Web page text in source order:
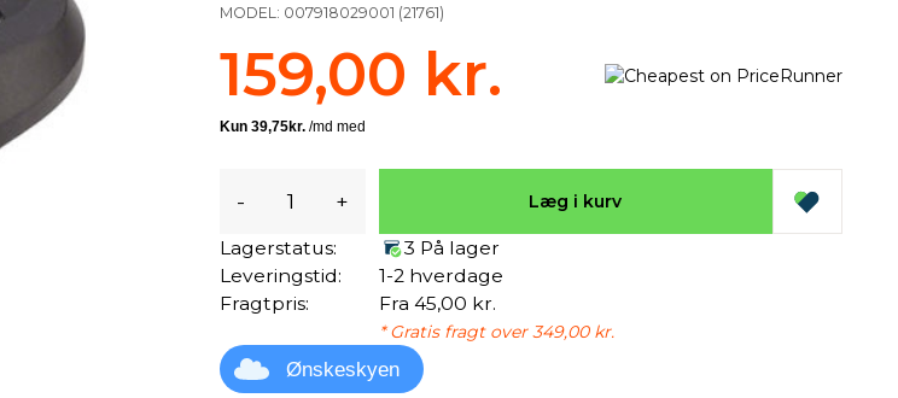
MODEL: 007918029001 (21761)
159,00 kr.
- + Læg i kurv
Lagerstatus:
3 På lager
Leveringstid:
1-2 hverdage
Fragtpris:
Fra 45,00 kr.
* Gratis fragt over 349,00 kr.
Ønskeskyen